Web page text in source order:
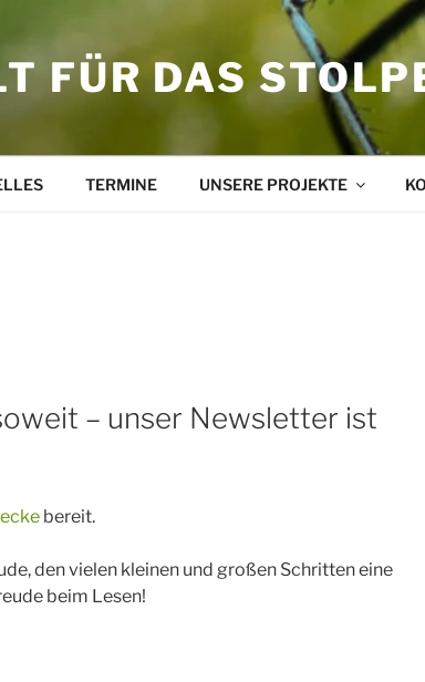
FÜR DAS
TERMINE UNSERE PROJEKTE
– unser Newsletter ist
bereit.
den vielen kleinen und großen Schritten eine
beim Lesen!